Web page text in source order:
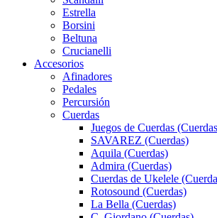
Estrella
Borsini
Beltuna
Crucianelli
Accesorios
Afinadores
Pedales
Percursión
Cuerdas
Juegos de Cuerdas
SAVAREZ (Cuerdas)
Aquila (Cuerdas)
Admira (Cuerdas)
Cuerdas de Ukelele
Rotosound (Cuerdas)
La Bella (Cuerdas)